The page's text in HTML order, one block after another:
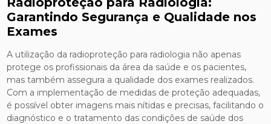
Garantindo Segurança e Qualidade nos
Exames
A utilização da radioproteção para radiologia não apenas
protege os profissionais da área da saúde e os pacientes,
mas também assegura a qualidade dos exames realizados.
Com a implementação de medidas de proteção adequadas,
é possível obter imagens mais nítidas e precisas, facilitando o
diagnóstico e o tratamento das condições de saúde dos